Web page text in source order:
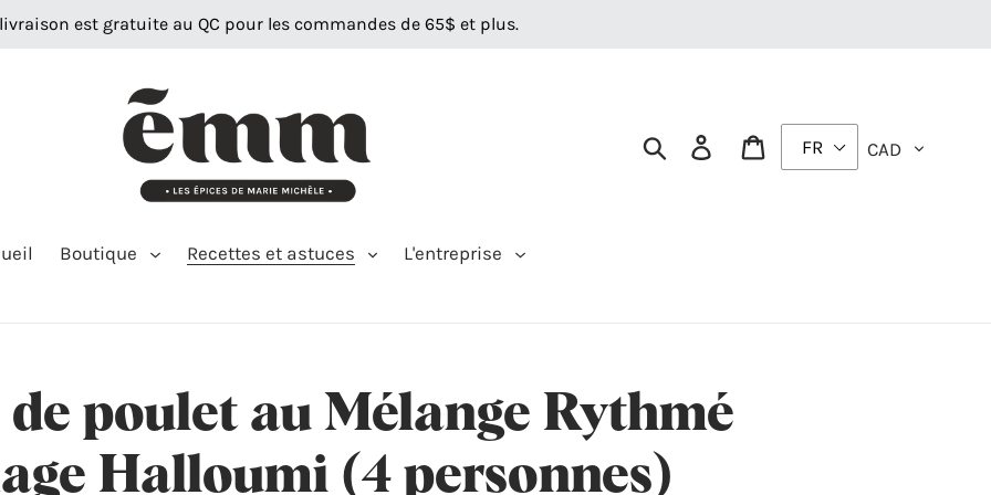
est gratuite au QC pour les commandes de 65$ et plus.
RechercherSe connecter
Panier
Boutique Recettes et astuces L'entreprise
poulet au Mélange Rythmé
Halloumi (4 personnes)